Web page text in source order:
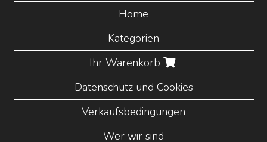
Home
Kategorien
Ihr Warenkorb
Datenschutz und Cookies
Verkaufsbedingungen
Wer wir sind